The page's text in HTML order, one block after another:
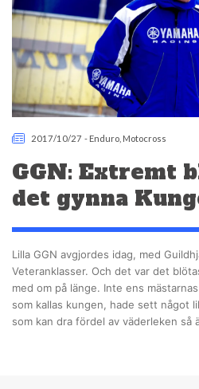
2017/10/27 - Enduro Motocross
GGN: Extremt
det gynna
Lilla GGN avgjordes idag, med
Veteranklasser. Och det var det
med om på länge. Inte ens
som kallas kungen, hade sett något
som kan dra fördel av väderleken så